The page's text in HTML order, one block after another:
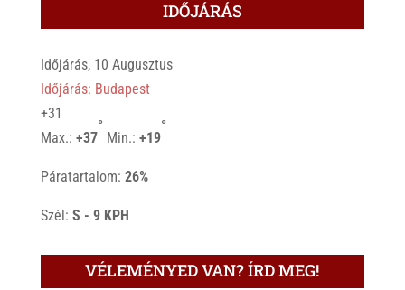
IDŐJÁRÁS
Időjárás, 10 Augusztus
Időjárás: Budapest
+31
Max.: +37
°
Min.: +19
°
Páratartalom: 26%
Szél: S - 9 KPH
VÉLEMÉNYED VAN? ÍRD MEG!